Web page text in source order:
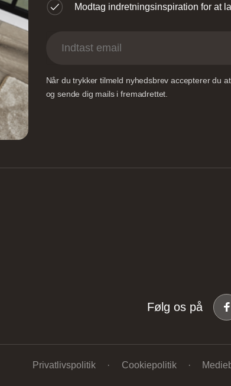
Modtag indretningsinspiration for at
Når du trykker tilmeld nyhedsbrev accepterer du
og sende dig mails i fremadrettet.
Følg os på
Privatlivspolitik Cookiepolitik
Køkkenet –
BUDGETSTORE
Gl. Køge Landevej 135,
2500 Valby, Danmark